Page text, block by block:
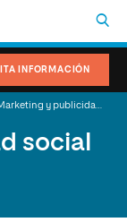
INFORMACIÓN
social